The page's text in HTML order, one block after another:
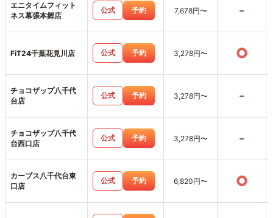
エニタイムフィット
ネス幕張本郷店
公式 予約 7,678円〜 -
FiT24千葉花見川店 公式 予約 3,278円〜 ○
チョコザップ八千代
台店
公式 予約 3,278円〜 -
チョコザップ八千代
台西口店
公式 予約 3,278円〜 -
カーブス八千代台東
口店
公式 予約 6,820円〜 ○